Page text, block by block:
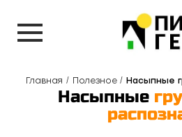
Главная Полезное Насыпные
Насыпные